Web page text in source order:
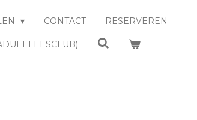
CONTACT RESERVEREN
LEESCLUB)